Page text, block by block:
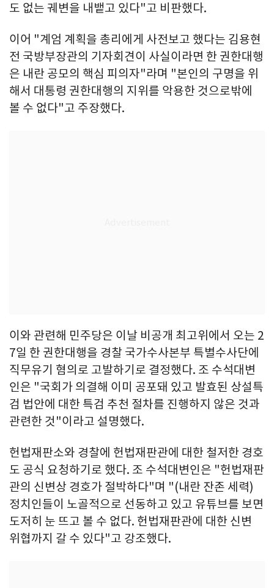
도 없는 궤변을 내뱉고 있다"고 비판했다.
이어 "계엄 계획을 총리에게 사전보고 했다는 김용현
전 국방부장관의 기자회견이 사실이라면 한 권한대행
은 내란 공모의 핵심 피의자"라며 "본인의 구명을 위
해서 대통령 권한대행의 지위를 악용한 것으로밖에
볼 수 없다"고 주장했다.
이와 관련해 민주당은 이날 비공개 최고위에서 오는 2
7일 한 권한대행을 경찰 국가수사본부 특별수사단에
직무유기 혐의로 고발하기로 결정했다. 조 수석대변
인은 "국회가 의결해 이미 공포돼 있고 발효된 상설특
검 법안에 대한 특검 추천 절차를 진행하지 않은 것과
관련한 것"이라고 설명했다.
헌법재판소와 경찰에 헌법재판관에 대한 철저한 경호
도 공식 요청하기로 했다. 조 수석대변인은 "헌법재판
관의 신변상 경호가 절박하다"며 "(내란 잔존 세력)
정치인들이 노골적으로 선동하고 있고 유튜브를 보면
도저히 눈 뜨고 볼 수 없다. 헌법재판관에 대한 신변
위협까지 갈 수 있다"고 강조했다.